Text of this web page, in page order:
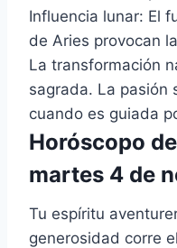
Influencia lunar: El
de Aries provocan
La transformación
sagrada. La pasión
cuando es guiada
Horóscopo
martes 4 de
Tu espíritu
generosidad corre